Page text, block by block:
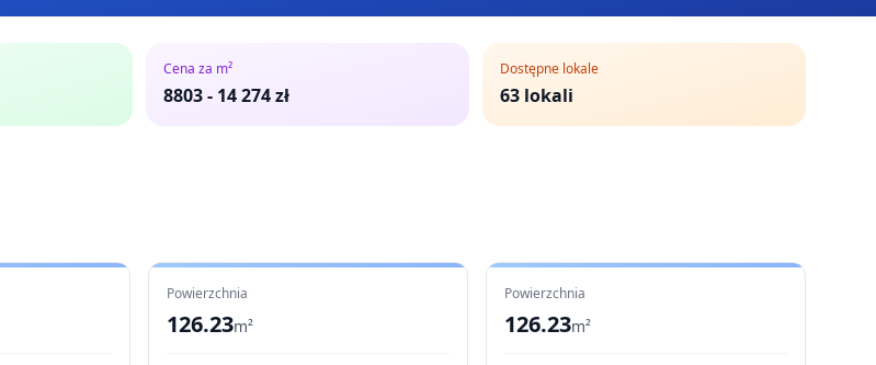
Cena za m²
8803- 14 274zł
Dostępne lokale
63 lokali
Powierzchnia
126.23m²
Powierzchnia
126.23m²